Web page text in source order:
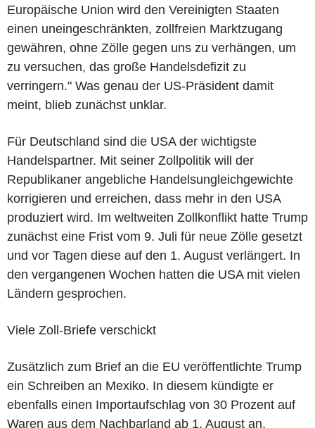
Europäische Union wird den Vereinigten Staaten
einen uneingeschränkten, zollfreien Marktzugang
gewähren, ohne Zölle gegen uns zu verhängen, um
zu versuchen, das große Handelsdefizit zu
verringern." Was genau der US-Präsident damit
meint, blieb zunächst unklar.
Für Deutschland sind die USA der wichtigste
Handelspartner. Mit seiner Zollpolitik will der
Republikaner angebliche Handelsungleichgewichte
korrigieren und erreichen, dass mehr in den USA
produziert wird. Im weltweiten Zollkonflikt hatte Trump
zunächst eine Frist vom 9. Juli für neue Zölle gesetzt
und vor Tagen diese auf den 1. August verlängert. In
den vergangenen Wochen hatten die USA mit vielen
Ländern gesprochen.
Viele Zoll-Briefe verschickt
Zusätzlich zum Brief an die EU veröffentlichte Trump
ein Schreiben an Mexiko. In diesem kündigte er
ebenfalls einen Importaufschlag von 30 Prozent auf
Waren aus dem Nachbarland ab 1. August an.